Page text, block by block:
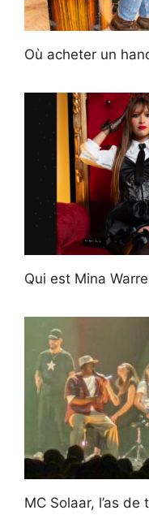
Où acheter un
Qui est Mina
MC Solaar, l’as